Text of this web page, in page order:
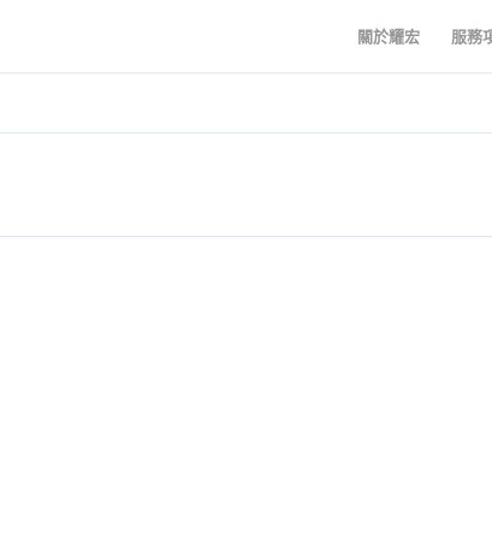
關於耀宏 服務